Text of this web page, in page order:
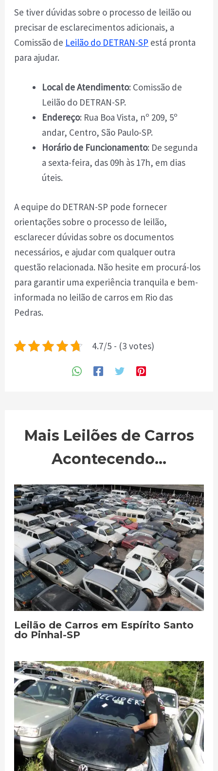
Se tiver dúvidas sobre o processo de leilão ou
precisar de esclarecimentos adicionais, a
Comissão de Leilão do DETRAN-SP está pronta
para ajudar.
Local de Atendimento: Comissão de
Leilão do DETRAN-SP.
Endereço: Rua Boa Vista, nº 209, 5º
andar, Centro, São Paulo-SP.
Horário de Funcionamento: De segunda
a sexta-feira, das 09h às 17h, em dias
úteis.
A equipe do DETRAN-SP pode fornecer
orientações sobre o processo de leilão,
esclarecer dúvidas sobre os documentos
necessários, e ajudar com qualquer outra
questão relacionada. Não hesite em procurá-los
para garantir uma experiência tranquila e bem-
informada no leilão de carros em Rio das
Pedras.
4.7/5 - (3 votes)
Mais Leilões de Carros
Acontecendo...
Leilão de Carros em Espírito Santo
do Pinhal-SP